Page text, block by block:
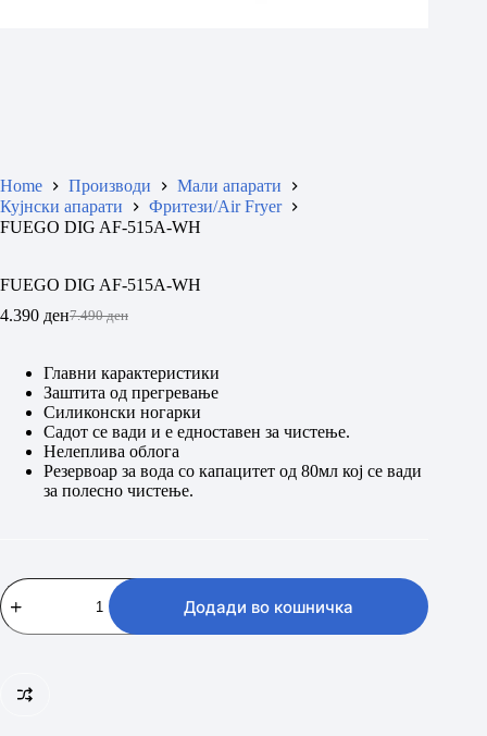
Home Производи
Мали апарати
Кујнски апарати
Фритези/Air Fryer
FUEGO DIG AF-515A-WH
FUEGO DIG AF-515A-WH
7.490ден
Original
7.490 ден.
4.390 денCurrent
4.390 ден.
Главни карактеристики
Заштита од прегревање
Силиконски ногарки
Садот се вади и е едноставен за чистење.
Нелеплива облога
Резервоар за вода со капацитет од 80мл кој се вади
за полесно чистење.
FUEGO
DIG
AF-
Додади во кошничка